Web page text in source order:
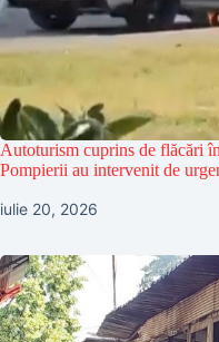
Autoturism cuprins de flăcări
Pompierii au intervenit de
iulie 20, 2026